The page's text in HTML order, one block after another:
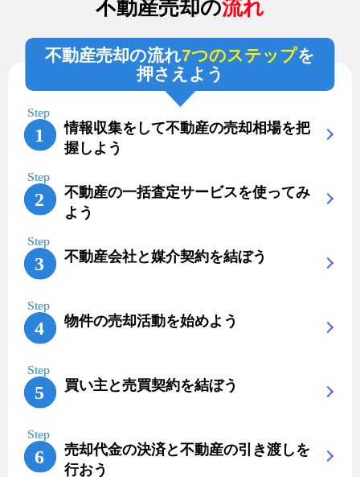
不動産売却の流れ
不動産売却の流れ7つのステップを
押さえよう
情報収集をして不動産の売却相場を把
握しよう
不動産の一括査定サービスを使ってみ
よう
不動産会社と媒介契約を結ぼう
物件の売却活動を始めよう
買い主と売買契約を結ぼう
売却代金の決済と不動産の引き渡しを
行おう